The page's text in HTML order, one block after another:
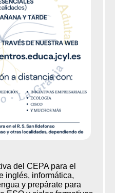
del CEPA para el
inglés, informática,
y prepárate para